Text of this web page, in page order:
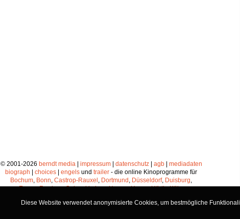
© 2001-2026 berndt media | impressum| datenschutz| agb| mediadaten
biograph | choices | engels und trailer - die online Kinoprogramme für
Bochum Bonn Castrop-Rauxel Dortmund Düsseldorf, Duisburg
Essen,Frechen,Gelsenkirchen,Hagen,Herne,Hürth,Köln,
Recklinghausen,SolingenundWuppertal
Diese Website verwendet anonymisierte Cookies, um bestmögliche